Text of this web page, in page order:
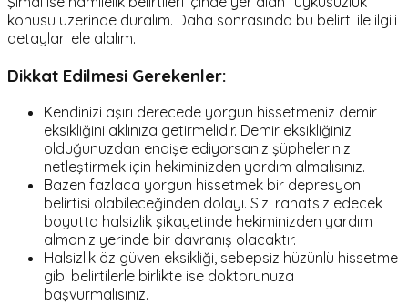
konusu üzerinde duralım. Daha sonrasında bu belirti ile ilgili
detayları ele alalım.
Dikkat Edilmesi Gerekenler:
Kendinizi aşırı derecede yorgun hissetmeniz demir
eksikliğini aklınıza getirmelidir. Demir eksikliğiniz
olduğunuzdan endişe ediyorsanız şüphelerinizi
netleştirmek için hekiminizden yardım almalısınız.
Bazen fazlaca yorgun hissetmek bir depresyon
belirtisi olabileceğinden dolayı. Sizi rahatsız edecek
boyutta halsizlik şikayetinde hekiminizden yardım
almanız yerinde bir davranış olacaktır.
Halsizlik öz güven eksikliği, sebepsiz hüzünlü hissetme
gibi belirtilerle birlikte ise doktorunuza
başvurmalısınız.